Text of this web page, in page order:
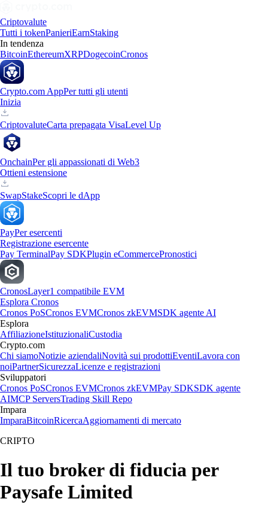
Criptovalute
Tutti i tokenPanieriEarnStaking
In tendenza
BitcoinEthereumXRPDogecoinCronos
Crypto.com AppPer tutti gli utenti
Inizia
CriptovaluteCarta prepagata VisaLevel Up
OnchainPer gli appassionati di Web3
Ottieni estensione
SwapStakeScopri le dApp
PayPer esercenti
Registrazione esercente
Pay TerminalPay SDKPlugin eCommercePronostici
CronosLayer1 compatibile EVM
Esplora Cronos
Cronos PoSCronos EVMCronos zkEVMSDK agente AI
Esplora
AffiliazioneIstituzionaliCustodia
Crypto.com
Chi siamoNotizie aziendaliNovità sui prodottiEventiLavora con
noiPartnerSicurezzaLicenze e registrazioni
Sviluppatori
Cronos PoSCronos EVMCronos zkEVMPay SDKSDK agente
AIMCP ServersTrading Skill Repo
Impara
ImparaBitcoinRicercaAggiornamenti di mercato
CRIPTO
Il tuo broker di fiducia per
Paysafe Limited